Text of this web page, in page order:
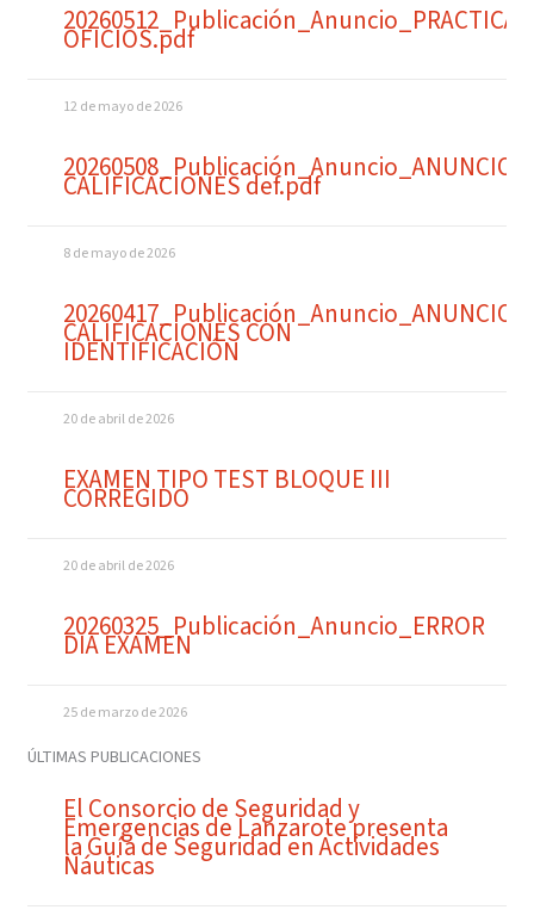
20260512_Publicación_Anuncio_PRACTICA
OFICIOS.pdf
12 de mayo de 2026
20260508_Publicación_Anuncio_ANUNCIO
CALIFICACIONES def.pdf
8 de mayo de 2026
20260417_Publicación_Anuncio_ANUNCIO
CALIFICACIONES CON
IDENTIFICACIÓN
20 de abril de 2026
EXAMEN TIPO TEST BLOQUE III
CORREGIDO
20 de abril de 2026
20260325_Publicación_Anuncio_ERROR
DIA EXAMEN
25 de marzo de 2026
ÚLTIMAS PUBLICACIONES
El Consorcio de Seguridad y
Emergencias de Lanzarote presenta
la Guía de Seguridad en Actividades
Náuticas